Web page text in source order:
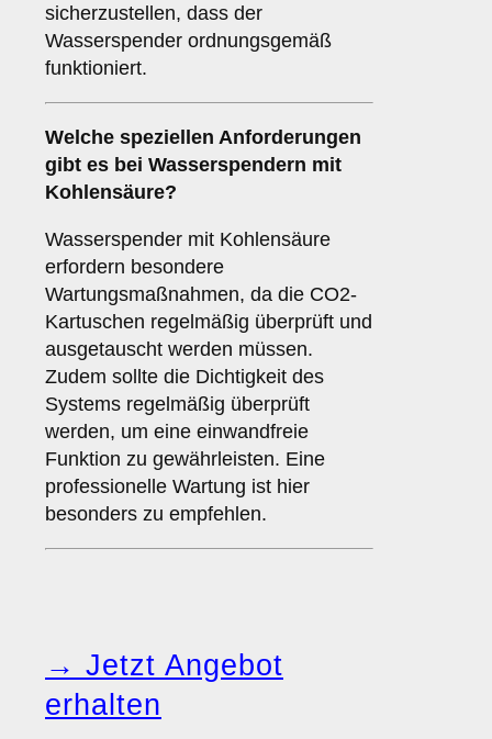
sicherzustellen, dass der
Wasserspender ordnungsgemäß
funktioniert.
Welche speziellen Anforderungen
gibt es bei Wasserspendern mit
Kohlensäure?
Wasserspender mit Kohlensäure
erfordern besondere
Wartungsmaßnahmen, da die CO2-
Kartuschen regelmäßig überprüft und
ausgetauscht werden müssen.
Zudem sollte die Dichtigkeit des
Systems regelmäßig überprüft
werden, um eine einwandfreie
Funktion zu gewährleisten. Eine
professionelle Wartung ist hier
besonders zu empfehlen.
→ Jetzt Angebot
erhalten